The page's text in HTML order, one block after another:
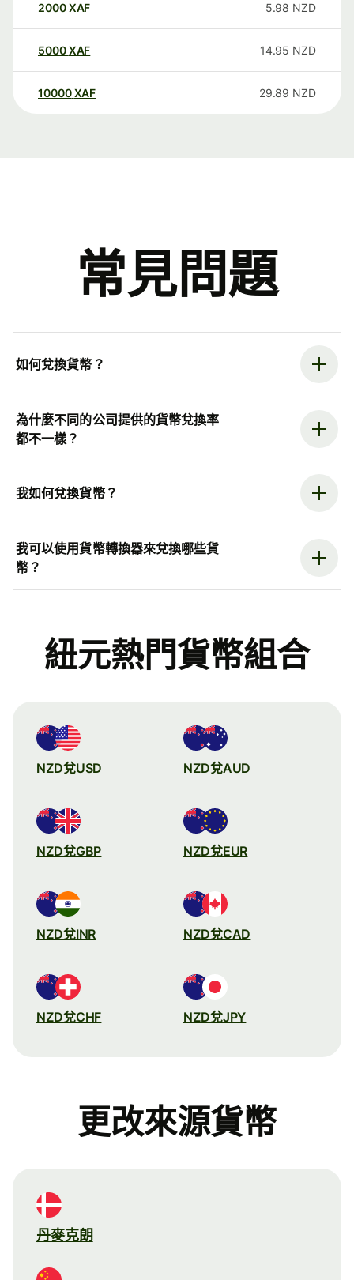
2000XAF 5.98 NZD
5000XAF 14.95 NZD
10000 XAF 29.89 NZD
常見問題
如何兌換貨幣？
為什麼不同的公司提供的貨幣兌換率
都不一樣？
我如何兌換貨幣？
我可以使用貨幣轉換器來兌換哪些貨
幣？
紐元熱門貨幣組合
NZD兌USD NZD兌AUD
NZD兌GBP NZD兌EUR
NZD兌INR NZD兌CAD
NZD兌CHF NZD兌JPY
更改來源貨幣
丹麥克朗